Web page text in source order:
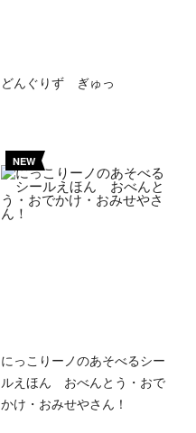
どんぐりず ぎゅっ
NEW
にっこりーノのあそべるシー
ルえほん おべんとう・おで
かけ・おみせやさん！